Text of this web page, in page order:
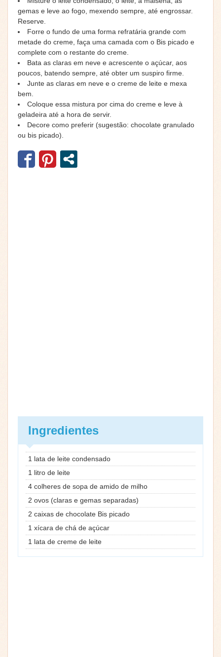
gemas e leve ao fogo, mexendo sempre, até engrossar.
Reserve.
Forre o fundo de uma forma refratária grande com
metade do creme, faça uma camada com o Bis picado e
complete com o restante do creme.
Bata as claras em neve e acrescente o açúcar, aos
poucos, batendo sempre, até obter um suspiro firme.
Junte as claras em neve e o creme de leite e mexa
bem.
Coloque essa mistura por cima do creme e leve à
geladeira até a hora de servir.
Decore como preferir (sugestão: chocolate granulado
ou bis picado).
Ingredientes
1 lata de leite condensado
1 litro de leite
4 colheres de sopa de amido de milho
2 ovos (claras e gemas separadas)
2 caixas de chocolate Bis picado
1 xícara de chá de açúcar
1 lata de creme de leite